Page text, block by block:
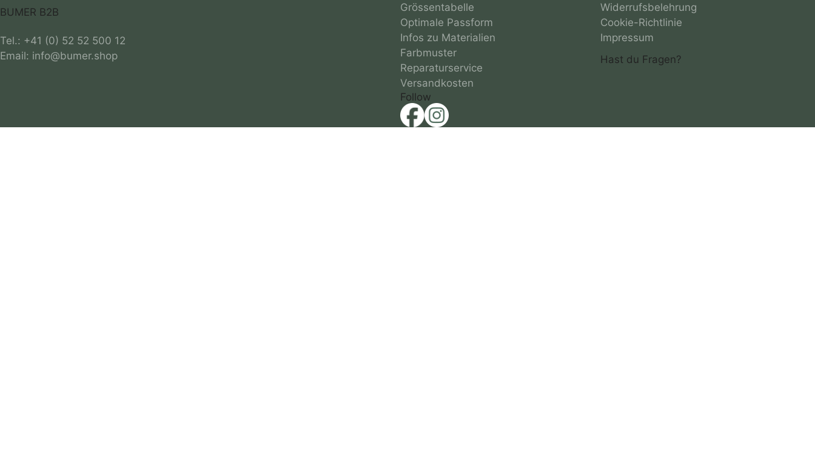
BUMER B2B
Tel.: +41 (0) 52 52 500 12
Grössentabelle
Optimale Passform
Infos zu Materialien
Farbmuster
Reparaturservice
Versandkosten
Follow
Widerrufsbelehrung
Cookie-Richtlinie
Impressum
Hast du Fragen?